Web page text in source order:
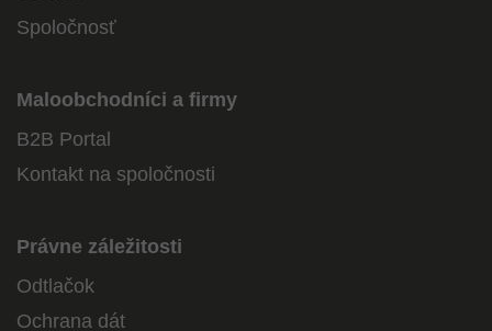
Spoločnosť
Maloobchodníci a firmy
B2B Portal
Kontakt na spoločnosti
Právne záležitosti
Odtlačok
Ochrana dát